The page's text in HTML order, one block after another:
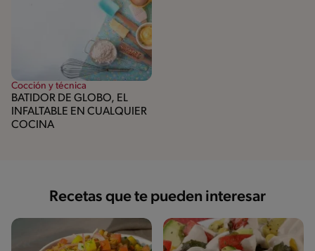
Cocción y técnica
BATIDOR DE GLOBO, EL
INFALTABLE EN CUALQUIER
COCINA
Recetas que te pueden interesar